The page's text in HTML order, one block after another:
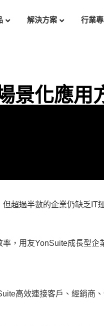
解決方案 行業
景化應
超過半數的企業仍缺乏
，用友YonSuite成長型
高效連接客戶、經銷商